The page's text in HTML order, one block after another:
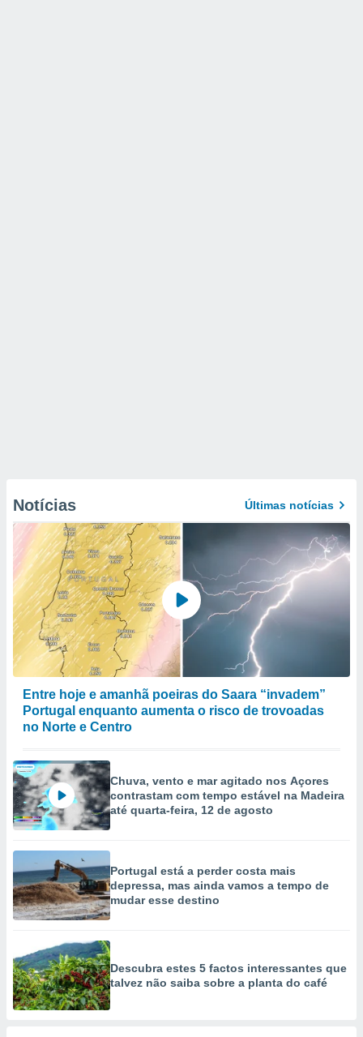
Notícias Últimas notícias
Entre hoje e amanhã poeiras do Saara “invadem”
Portugal enquanto aumenta o risco de trovoadas
no Norte e Centro
Chuva, vento e mar agitado nos Açores
contrastam com tempo estável na Madeira
até quarta-feira, 12 de agosto
Portugal está a perder costa mais
depressa, mas ainda vamos a tempo de
mudar esse destino
Descubra estes 5 factos interessantes que
talvez não saiba sobre a planta do café